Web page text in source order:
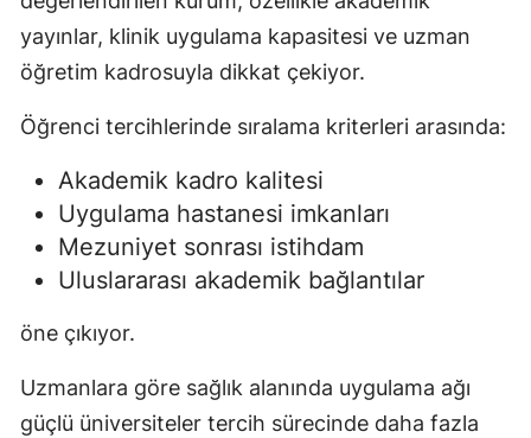
yayınlar, klinik uygulama kapasitesi ve uzman
öğretim kadrosuyla dikkat çekiyor.
Öğrenci tercihlerinde sıralama kriterleri arasında:
Akademik kadro kalitesi
Uygulama hastanesi imkanları
Mezuniyet sonrası istihdam
Uluslararası akademik bağlantılar
öne çıkıyor.
Uzmanlara göre sağlık alanında uygulama ağı
güçlü üniversiteler tercih sürecinde daha fazla